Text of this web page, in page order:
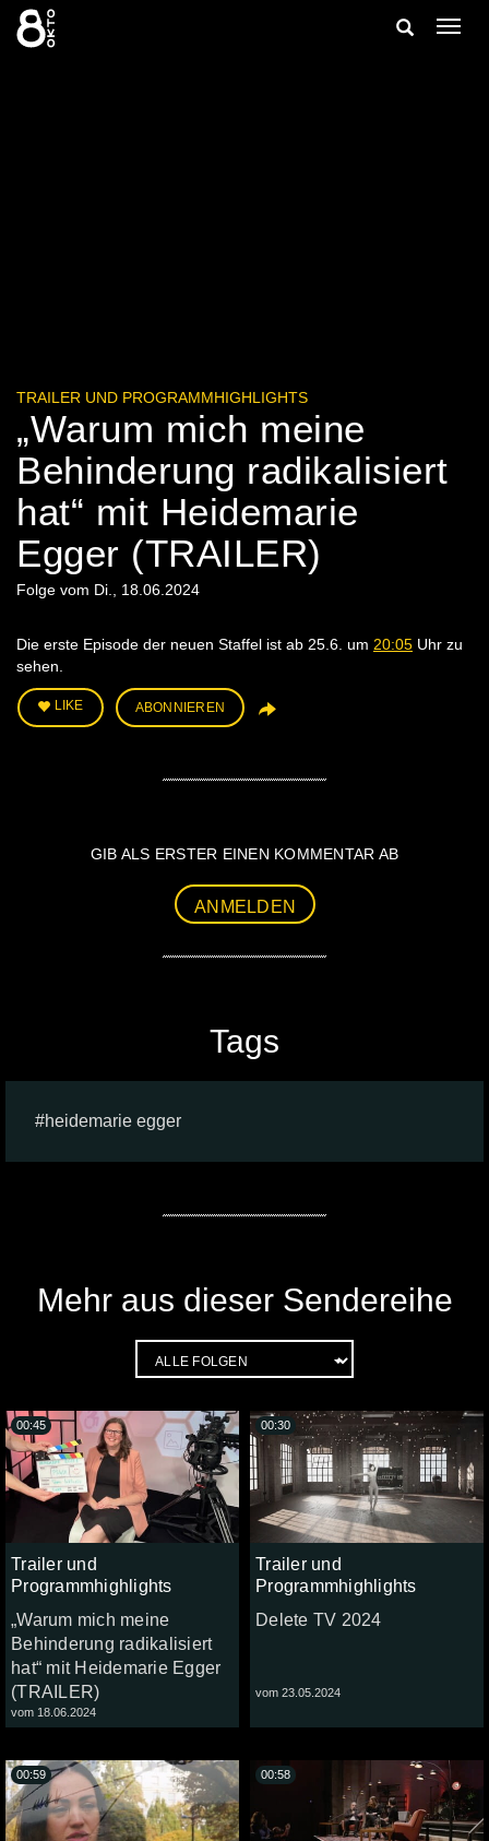
Zum
Inhalt
springen
Suche
TRAILER UND PROGRAMMHIGHLIGHTS
„Warum mich meine
Behinderung radikalisiert
hat“ mit Heidemarie
Egger (TRAILER)
Folge vom Di., 18.06.2024
Die erste Episode der neuen Staffel ist ab 25.6. um 20:05 Uhr zu
sehen.
LIKE ABONNIEREN
GIB ALS ERSTER EINEN KOMMENTAR AB
ANMELDEN
Tags
heidemarie egger
Mehr aus dieser Sendereihe
Trailer und
Programmhighlights
„Warum mich meine
Behinderung radikalisiert
hat“ mit Heidemarie Egger
(TRAILER)
vom 18.06.2024
00:45
Trailer und
Programmhighlights
Delete TV 2024
vom 23.05.2024
00:30
00:59 00:58